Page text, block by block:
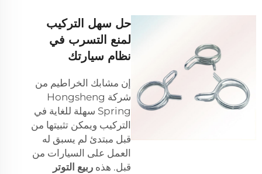
حل سهل التركيب
لمنع التسرب في
نظام سيارتك
إن مشابك الخراطيم من
شركة Hongsheng
Spring سهلة للغاية في
التركيب ويمكن تثبيتها من
قبل مبتدئ لم يسبق له
العمل على السيارات من
قبل. هذه ربيع التوتر